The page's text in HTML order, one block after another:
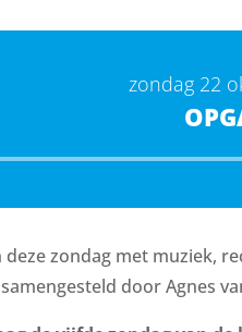
zondag 22
deze zondag met muziek,
door Agnes